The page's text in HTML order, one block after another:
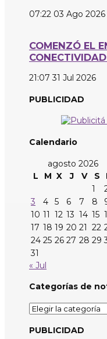
07:22 03 Ago 2026
COMENZÓ EL
21:07 31 Jul 2026
PUBLICIDAD
Calendario
agosto 2026
L
M X J V S
1
3
4 5 6 7 8
10 11 12 13 14 15
17 18 19 20 21 22
24 25 26 27 28 29
31
« Jul
Categorías de
Categorías
de
noticias
PUBLICIDAD